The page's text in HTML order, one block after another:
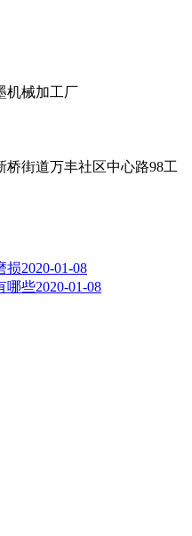
机械加工厂
桥街道万丰社区中心路98工
损2020-01-08
哪些2020-01-08